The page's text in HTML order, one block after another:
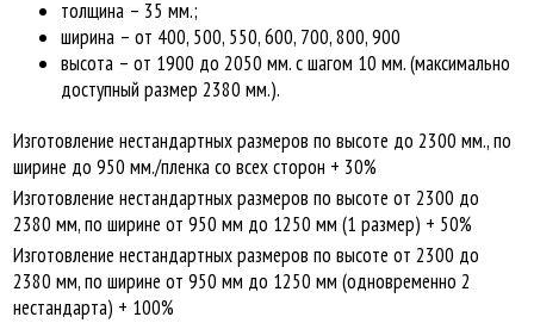
толщина – 35 мм.;
ширина – от 400, 500, 550, 600, 700, 800, 900
высота – от 1900 до 2050 мм. с шагом 10 мм. (максимально
доступный размер 2380 мм.).
Изготовление нестандартных размеров по высоте до 2300 мм., по
ширине до 950 мм./пленка со всех сторон + 30%
Изготовление нестандартных размеров по высоте от 2300 до
2380 мм, по ширине от 950 мм до 1250 мм (1 размер) + 50%
Изготовление нестандартных размеров по высоте от 2300 до
2380 мм, по ширине от 950 мм до 1250 мм (одновременно 2
нестандарта) + 100%